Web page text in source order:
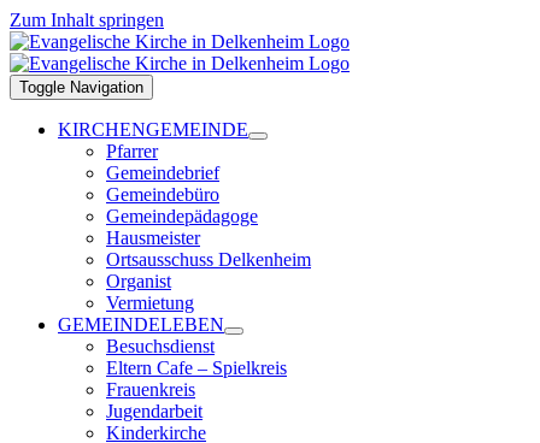
Zum Inhalt springen
Toggle Navigation
KIRCHENGEMEINDE
Pfarrer
Gemeindebrief
Gemeindebüro
Gemeindepädagoge
Hausmeister
Ortsausschuss Delkenheim
Organist
Vermietung
GEMEINDELEBEN
Besuchsdienst
Eltern Cafe – Spielkreis
Frauenkreis
Jugendarbeit
Kinderkirche